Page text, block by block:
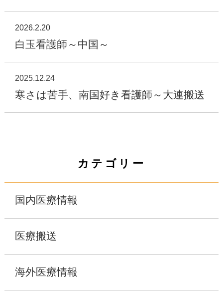
2026.2.20
白玉看護師～中国～
2025.12.24
寒さは苦手、南国好き看護師～大連搬送
カテゴリー
国内医療情報
医療搬送
海外医療情報